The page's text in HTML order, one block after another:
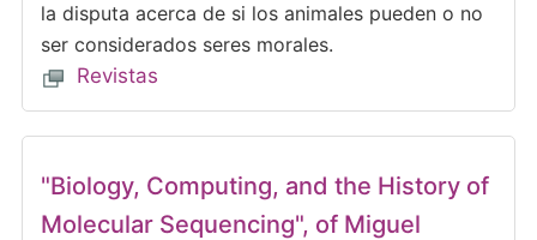
la disputa acerca de si los animales pueden o no
ser considerados seres morales.
Revistas
"Biology, Computing, and the History of
Molecular Sequencing", of Miguel